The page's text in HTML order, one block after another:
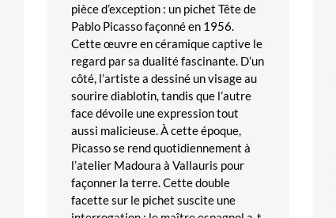
pièce d’exception : un pichet Tête de
Pablo Picasso façonné en 1956.
Cette œuvre en céramique captive le
regard par sa dualité fascinante. D’un
côté, l’artiste a dessiné un visage au
sourire diablotin, tandis que l’autre
face dévoile une expression tout
aussi malicieuse. À cette époque,
Picasso se rend quotidiennement à
l’atelier Madoura à Vallauris pour
façonner la terre. Cette double
facette sur le pichet suscite une